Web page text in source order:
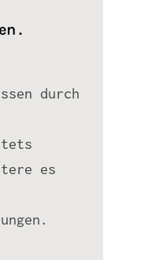
.
durch
es